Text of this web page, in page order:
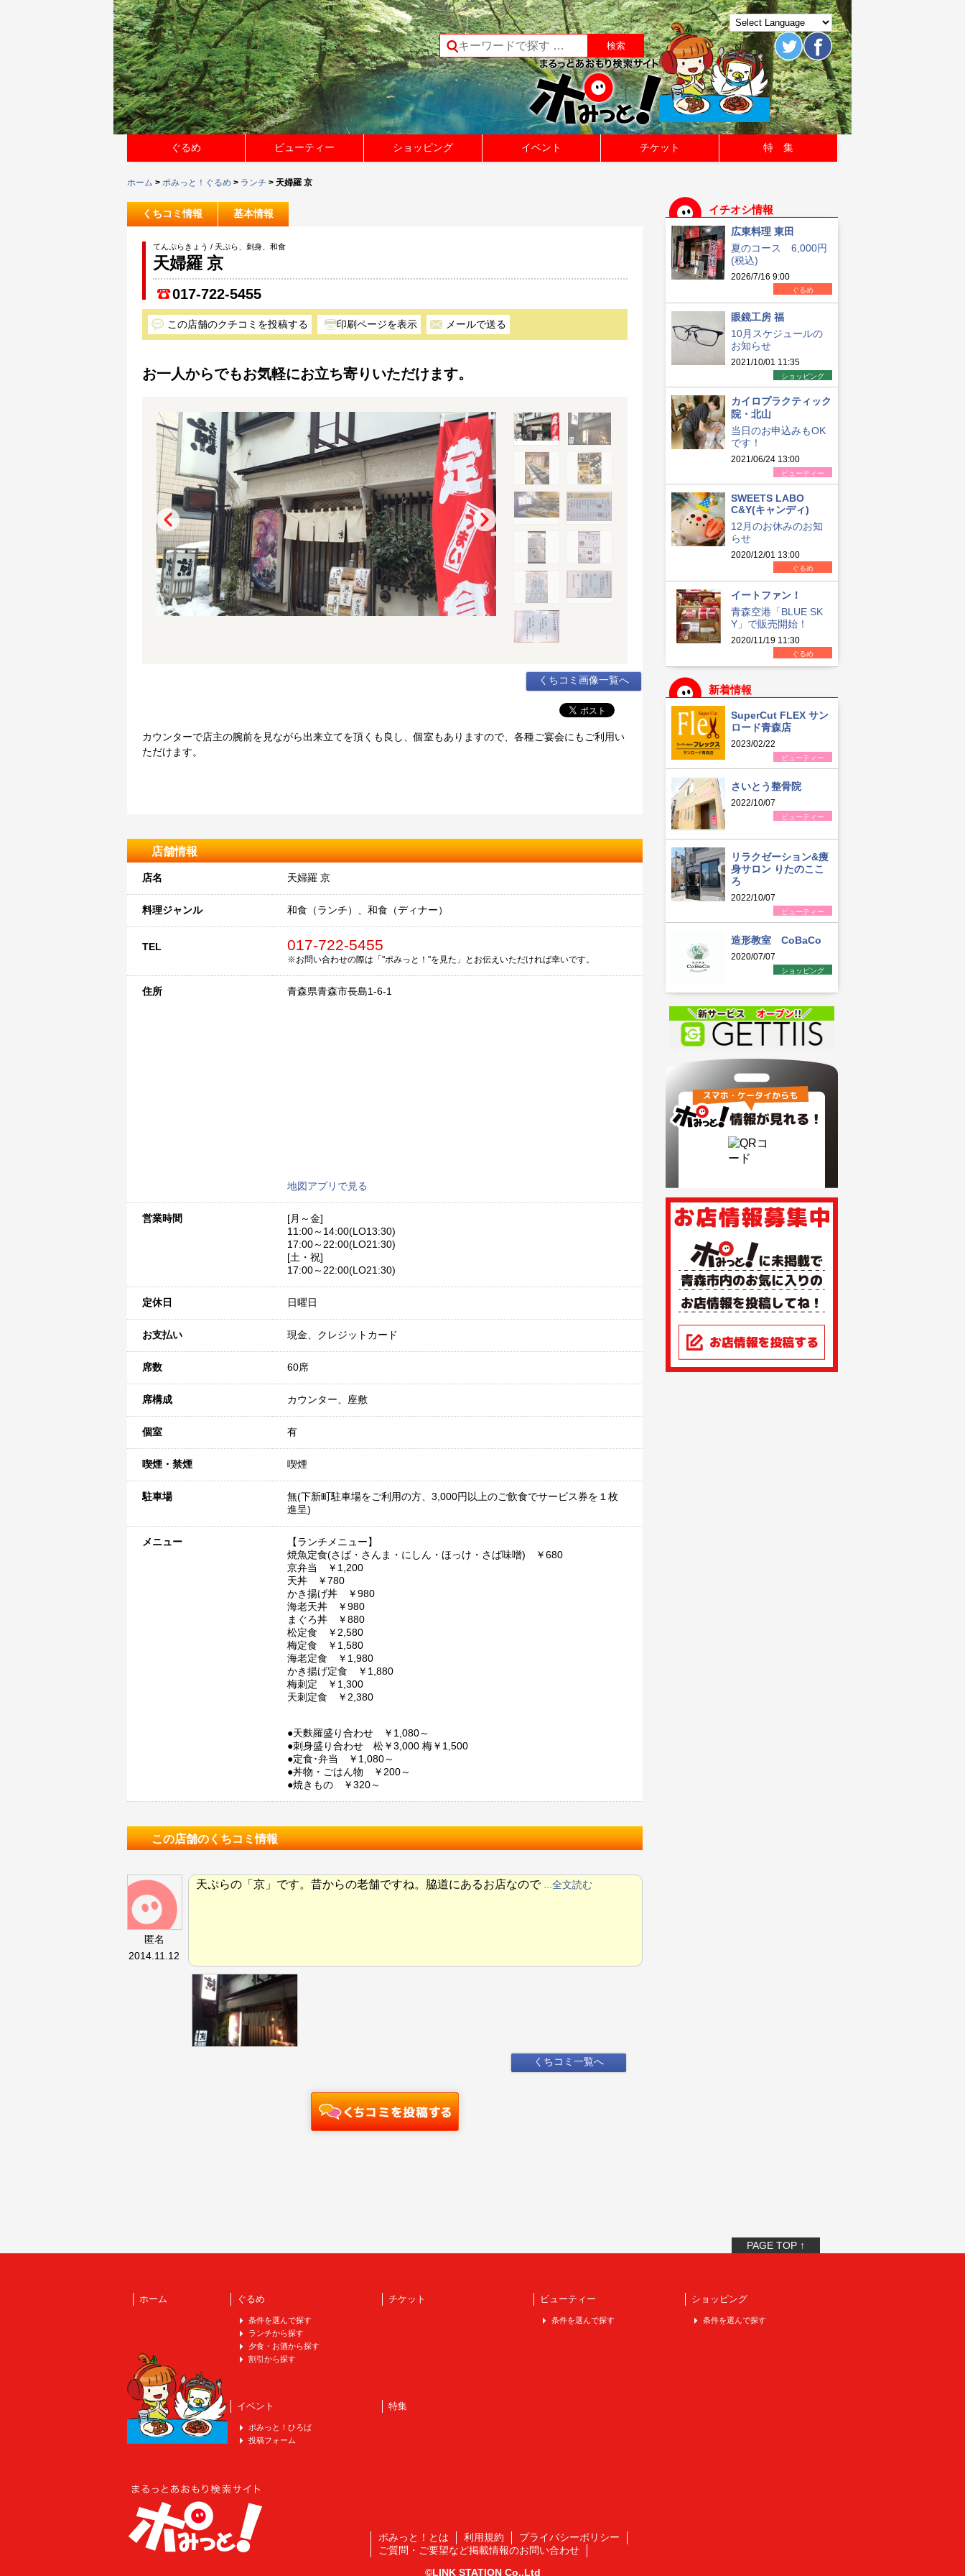
ぐるめ ビューティー ショッピング イベント チケット 特 集
ホーム > ポみっと！ぐるめ > ランチ > 天婦羅 京
くちコミ情報 基本情報
てんぷらきょう / 天ぷら、刺身、和食
天婦羅 京
017-722-5455
この店舗のクチコミを投稿する メールで送る
お一人からでもお気軽にお立ち寄りいただけます。
くちコミ画像一覧へ
カウンターで店主の腕前を見ながら出来立てを頂くも良し、個室もありますので、各種ご宴会にもご利用い
ただけます。
店舗情報
店名 天婦羅 京
料理ジャンル 和食（ランチ）、和食（ディナー）
TEL 017-722-5455
※お問い合わせの際は「"ポみっと！"を見た」とお伝えいただければ幸いです。
住所 青森県青森市長島1-6-1
地図アプリで見る
営業時間
[月～金]
11:00～14:00(LO13:30)
17:00～22:00(LO21:30)
[土・祝]
17:00～22:00(LO21:30)
定休日 日曜日
お支払い 現金、クレジットカード
席数 60席
席構成 カウンター、座敷
個室 有
喫煙・禁煙 喫煙
駐車場
無(下新町駐車場をご利用の方、3,000円以上のご飲食でサービス券を１枚
進呈)
メニュー
【ランチメニュー】
焼魚定食(さば・さんま・にしん・ほっけ・さば味噌) ￥680
京弁当 ￥1,200
天丼 ￥780
かき揚げ丼 ￥980
海老天丼 ￥980
まぐろ丼 ￥880
松定食 ￥2,580
梅定食 ￥1,580
海老定食 ￥1,980
かき揚げ定食 ￥1,880
梅刺定 ￥1,300
天刺定食 ￥2,380
●天麩羅盛り合わせ ￥1,080～
●刺身盛り合わせ 松￥3,000 梅￥1,500
●定食･弁当 ￥1,080～
●丼物・ごはん物 ￥200～
●焼きもの ￥320～
この店舗のくちコミ情報
匿名
2014.11.12
天ぷらの「京」です。昔からの老舗ですね。脇道にあるお店なので ...全文読む
くちコミ一覧へ
イチオシ情報
広東料理 東田
夏のコース 6,000円
(税込)
2026/7/16 9:00
ぐるめ
眼鏡工房 福
10月スケジュールの
お知らせ
2021/10/01 11:35
ショッピング
カイロプラクティック
院・北山
当日のお申込みもOK
です！
2021/06/24 13:00
ビューティー
SWEETS LABO
C&Y(キャンディ)
12月のお休みのお知
らせ
2020/12/01 13:00
ぐるめ
イートファン！
青森空港「BLUE SK
Y」で販売開始！
2020/11/19 11:30
ぐるめ
新着情報
SuperCut FLEX サン
ロード青森店
2023/02/22
ビューティー
さいとう整骨院
2022/10/07
ビューティー
リラクゼーション&痩
身サロン りたのここ
ろ
2022/10/07
ビューティー
造形教室 CoBaCo
2020/07/07
ショッピング
PAGE TOP ↑
ホーム ぐるめ
条件を選んで探す
ランチから探す
夕食・お酒から探す
割引から探す
チケット ビューティー
条件を選んで探す
ショッピング
条件を選んで探す
イベント
ポみっと！ひろば
投稿フォーム
特集
ポみっと！とは 利用規約
プライバシーポリシー
ご質問・ご要望など掲載情報のお問い合わせ
©LINK STATION Co.,Ltd